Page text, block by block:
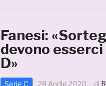
Fanesi:
devono
D»
Serie C 28 Aprile 2020 di